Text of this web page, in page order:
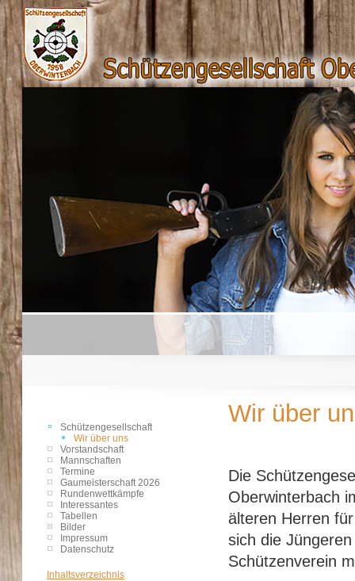
Schützengesellschaft
Wir über uns
Vorstandschaft
Mannschaften
Termine
Gaumeisterschaft 2026
Rundenwettkämpfe
Interessantes
Tabellen
Bilder
Impressum
Datenschutz
Inhaltsverzeichnis
Wir über
Die
Oberwinterbach
älteren Herren
sich die
Schützenverein